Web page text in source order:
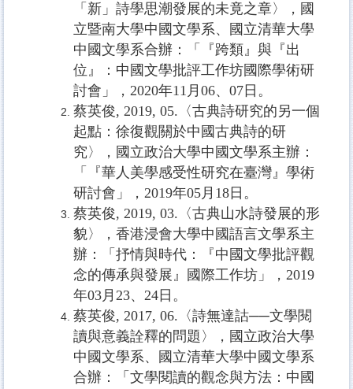
「新」詩學思潮發展的未竟之章〉，國
立暨南大學中國文學系、國立清華大學
中國文學系合辦：「『跨類』與『出
位』：中國文學批評工作坊國際學術研
討會」，2020年11月06、07日。
蔡英俊, 2019, 05.〈古典詩研究的另一個
起點：徐復觀關於中國古典詩的研
究〉，國立政治大學中國文學系主辦：
「『華人美學感受性研究在臺灣』學術
研討會」，2019年05月18日。
蔡英俊, 2019, 03.〈古典山水詩發展的形
貌〉，香港浸會大學中國語言文學系主
辦：「抒情與時代：『中國文學批評觀
念的傳承與發展』國際工作坊」，2019
年03月23、24日。
蔡英俊, 2017, 06. 〈詩無達詁──文學閱
讀與意義詮釋的問題〉，國立政治大學
中國文學系、國立清華大學中國文學系
合辦：「文學閱讀的觀念與方法：中國